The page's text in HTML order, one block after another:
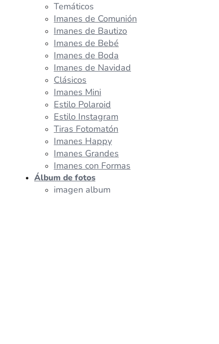
Temáticos
Imanes de Comunión
Imanes de Bautizo
Imanes de Bebé
Imanes de Boda
Imanes de Navidad
Clásicos
Imanes Mini
Estilo Polaroid
Estilo Instagram
Tiras Fotomatón
Imanes Happy
Imanes Grandes
Imanes con Formas
Álbum de fotos
imagen album